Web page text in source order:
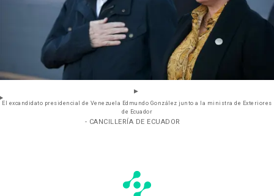
El excandidato presidencial de Venezuela Edmundo González junto a la ministra de Exteriores
de Ecuador
- CANCILLERÍA DE ECUADOR